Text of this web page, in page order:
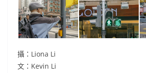
攝：Liona Li
文：Kevin Li